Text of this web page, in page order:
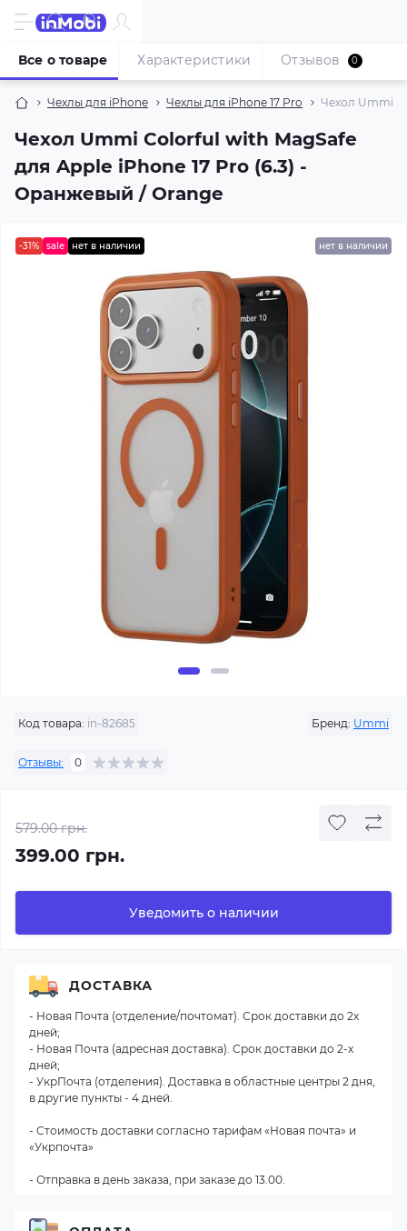
Чехлы для iPhone Чехлы для iPhone 17 Pro Чехол Ummi
Чехол Ummi Colorful with MagSafe
для Apple iPhone 17 Pro (6.3) -
Оранжевый / Orange
Все о товаре Характеристики Отзывов 0
-31% sale нет в наличии нет в наличии
Код товара: in-82685 Бренд: Ummi
Отзывы: 0
579.00 грн.
399.00 грн.
Уведомить о наличии
ДОСТАВКА
- Новая Почта (отделение/почтомат). Срок доставки до 2х
дней;
- Новая Почта (адресная доставка). Срок доставки до 2-х
дней;
- УкрПочта (отделения). Доставка в областные центры 2 дня,
в другие пункты - 4 дней.
- Стоимость доставки согласно тарифам «Новая почта» и
«Укрпочта»
- Отправка в день заказа, при заказе до 13.00.